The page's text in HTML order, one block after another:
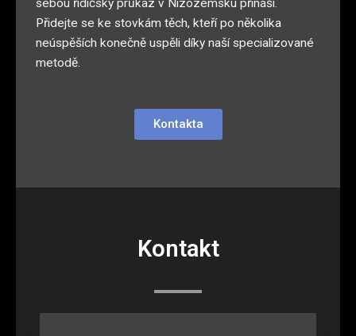
sebou řidičský průkaz v Nizozemsku přináší.
Přidejte se ke stovkám těch, kteří po několika
neúspěších konečně uspěli díky naší specializované
metodě.
Kontakta
Kontakt